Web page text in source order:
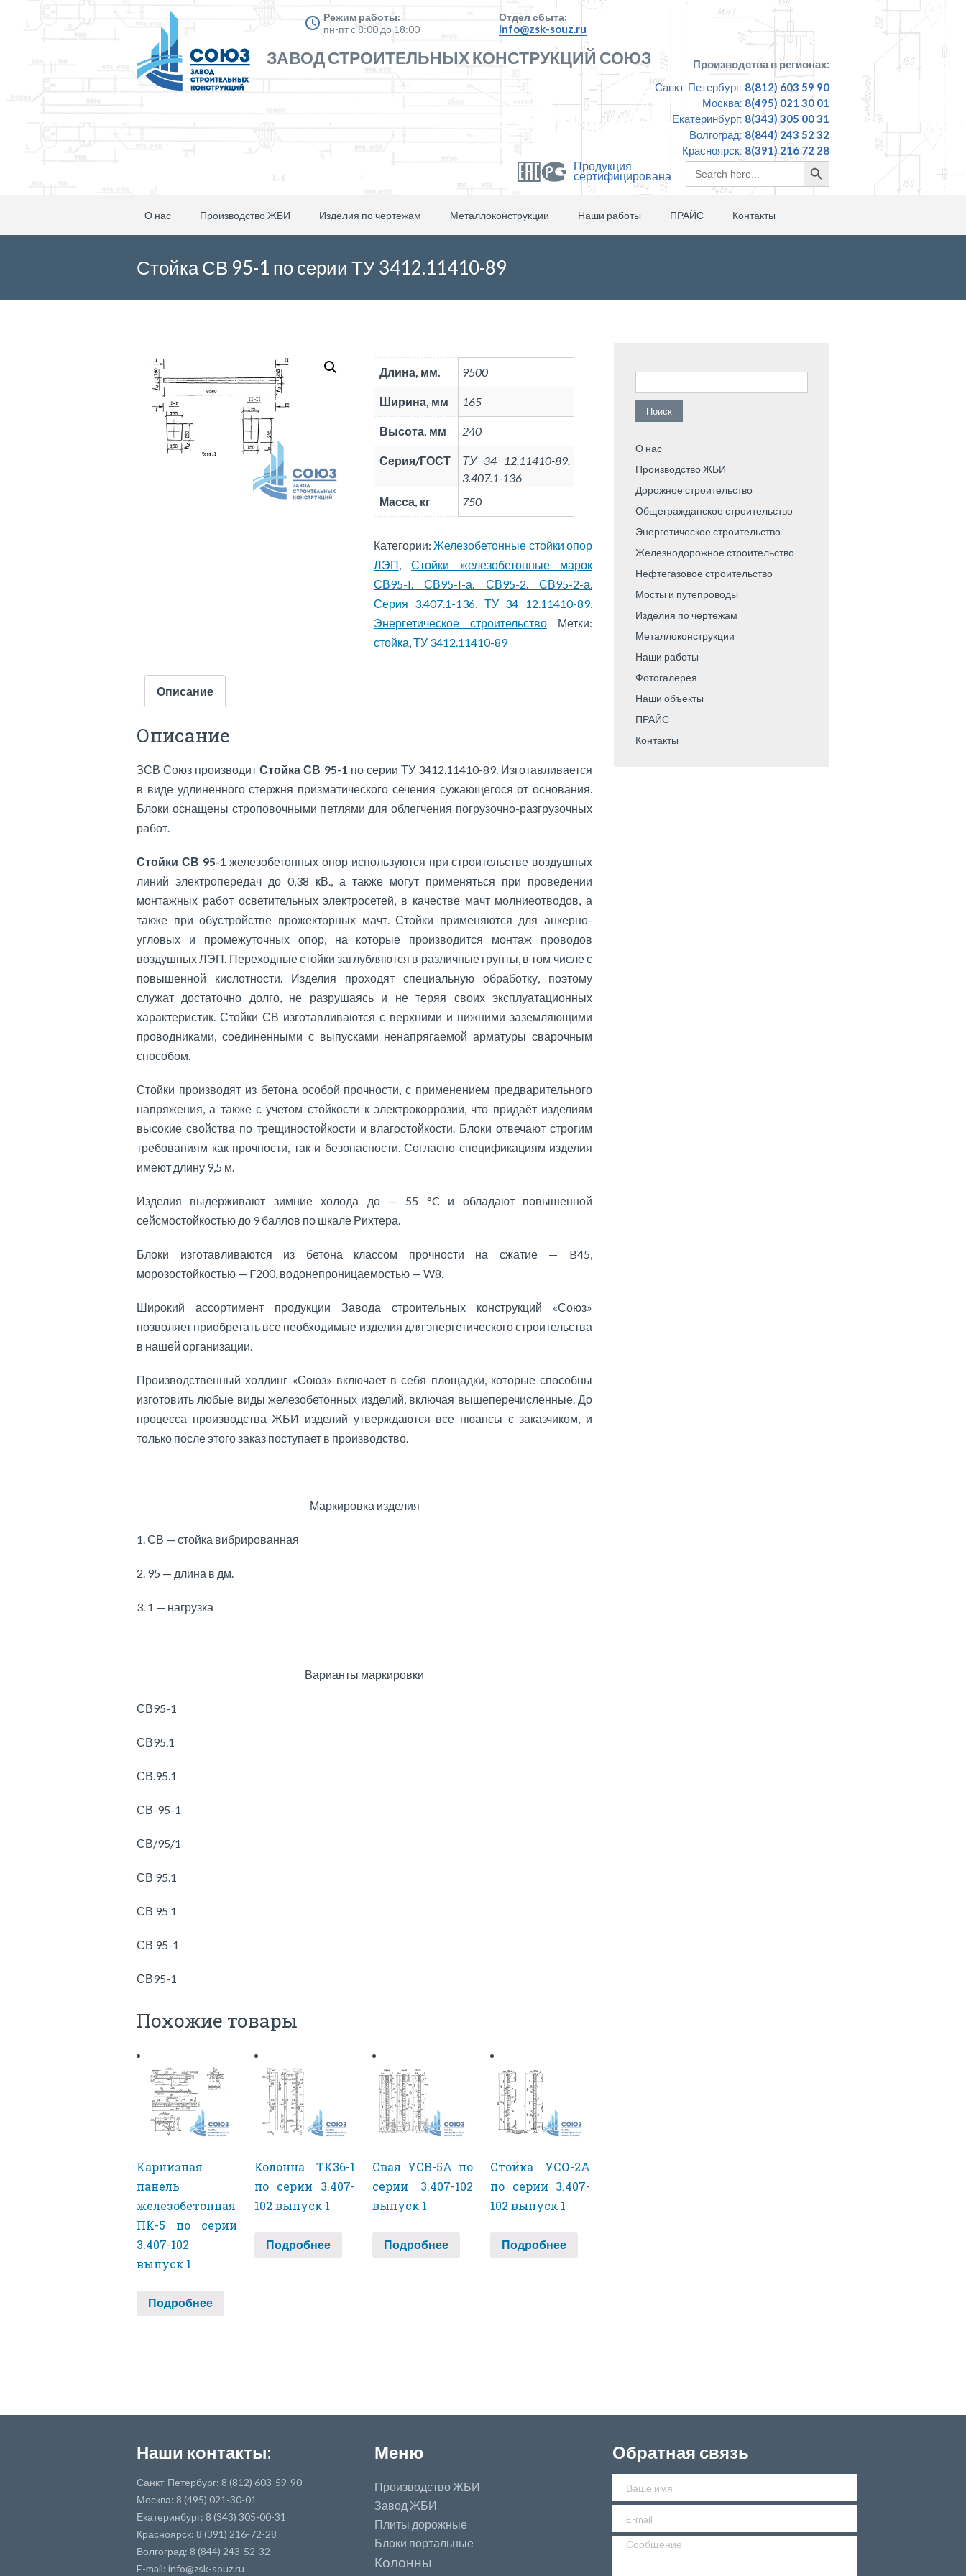
Режим работы:
пн-пт с 8:00 до 18:00
Отдел сбыта:
info@zsk-souz.ru
ЗАВОД СТРОИТЕЛЬНЫХ КОНСТРУКЦИЙ СОЮЗ
Производства в регионах:
Санкт-Петербург: 8(812) 603 59 90
Москва: 8(495) 021 30 01
Екатеринбург: 8(343) 305 00 31
Волгоград: 8(844) 243 52 32
Красноярск: 8(391) 216 72 28
Продукция
сертифицирована
Search
for:
Search
Button
О нас Производство ЖБИ Изделия по чертежам Металлоконструкции Наши работы ПРАЙС Контакты
Стойка СВ 95-1 по серии ТУ 3412.11410-89
Длина, мм. 9500
Ширина, мм 165
Высота, мм 240
Серия/ГОСТ
ТУ 34 12.11410-89,
3.407.1-136
Масса, кг
750
Категории:Железобетонные стойки опор
ЛЭП,Стойки железобетонные марок
СВ95-I. СВ95-I-а. СВ95-2. СВ95-2-а.
Серия 3.407.1-136, ТУ 34 12.11410-89,
Энергетическое строительство
Метки:
стойка,ТУ 3412.11410-89
Описание
Описание
ЗСВ Союз производитСтойка СВ 95-1 по серии ТУ 3412.11410-89. Изготавливается
в виде удлиненного стержня призматического сечения сужающегося от основания.
Блоки оснащены строповочными петлями для облегчения погрузочно-разгрузочных
работ.
Стойки СВ 95-1железобетонных опор используются при строительстве воздушных
линий электропередач до 0,38 кВ., а также могут применяться при проведении
монтажных работ осветительных электросетей, в качестве мачт молниеотводов, а
также при обустройстве прожекторных мачт. Стойки применяются для анкерно-
угловых и промежуточных опор, на которые производится монтаж проводов
воздушных ЛЭП. Переходные стойки заглубляются в различные грунты, в том числе с
повышенной кислотности. Изделия проходят специальную обработку, поэтому
служат достаточно долго, не разрушаясь и не теряя своих эксплуатационных
характеристик. Стойки СВ изготавливаются с верхними и нижними заземляющими
проводниками, соединенными с выпусками ненапрягаемой арматуры сварочным
способом.
Стойки производят из бетона особой прочности, с применением предварительного
напряжения, а также с учетом стойкости к электрокоррозии, что придаёт изделиям
высокие свойства по трещиностойкости и влагостойкости. Блоки отвечают строгим
требованиям как прочности, так и безопасности. Согласно спецификациям изделия
имеют длину 9,5 м.
Изделия выдерживают зимние холода до — 55 °C и обладают повышенной
сейсмостойкостью до 9 баллов по шкале Рихтера.
Блоки изготавливаются из бетона классом прочности на сжатие — B45,
морозостойкостью — F200, водонепроницаемостью — W8.
Широкий ассортимент продукции Завода строительных конструкций «Союз»
позволяет приобретать все необходимые изделия для энергетического строительства
в нашей организации.
Производственный холдинг «Союз» включает в себя площадки, которые способны
изготовить любые виды железобетонных изделий, включая вышеперечисленные. До
процесса производства ЖБИ изделий утверждаются все нюансы с заказчиком, и
только после этого заказ поступает в производство.
Маркировка изделия
1. СВ — стойка вибрированная
2. 95 — длина в дм.
3. 1 — нагрузка
Варианты маркировки
СВ95-1
СВ95.1
СВ.95.1
СВ-95-1
СВ/95/1
СВ 95.1
СВ 95 1
СВ 95-1
СВ95-1
Похожие товары
Карнизная
панель
железобетонная
ПК-5 по серии
3.407-102
выпуск 1
Подробнее
Колонна ТК36-1
по серии 3.407-
102 выпуск 1
Подробнее
Свая УСВ-5А по
серии 3.407-102
выпуск 1
Подробнее
Стойка УСО-2А
по серии 3.407-
102 выпуск 1
Подробнее
Найти:
О нас
Производство ЖБИ
Дорожное строительство
Общегражданское строительство
Энергетическое строительство
Железнодорожное строительство
Нефтегазовое строительство
Мосты и путепроводы
Изделия по чертежам
Металлоконструкции
Наши работы
Фотогалерея
Наши объекты
ПРАЙС
Контакты
Наши контакты:
Санкт-Петербург: 8 (812) 603-59-90
Москва: 8 (495) 021-30-01
Екатеринбург: 8 (343) 305-00-31
Красноярск: 8 (391) 216-72-28
Волгоград: 8 (844) 243-52-32
E-mail: info@zsk-souz.ru
Меню
Производство ЖБИ
Завод ЖБИ
Плиты дорожные
Блоки портальные
Колонны
Обратная связь